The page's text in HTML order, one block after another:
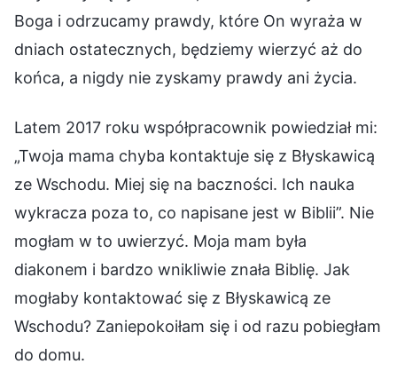
Boga i odrzucamy prawdy, które On wyraża w
dniach ostatecznych, będziemy wierzyć aż do
końca, a nigdy nie zyskamy prawdy ani życia.
Latem 2017 roku współpracownik powiedział mi:
„Twoja mama chyba kontaktuje się z Błyskawicą
ze Wschodu. Miej się na baczności. Ich nauka
wykracza poza to, co napisane jest w Biblii”. Nie
mogłam w to uwierzyć. Moja mam była
diakonem i bardzo wnikliwie znała Biblię. Jak
mogłaby kontaktować się z Błyskawicą ze
Wschodu? Zaniepokoiłam się i od razu pobiegłam
do domu.